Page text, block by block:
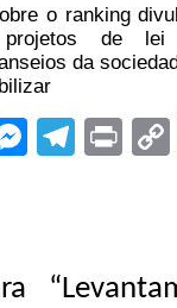
o ranking
de lei
da